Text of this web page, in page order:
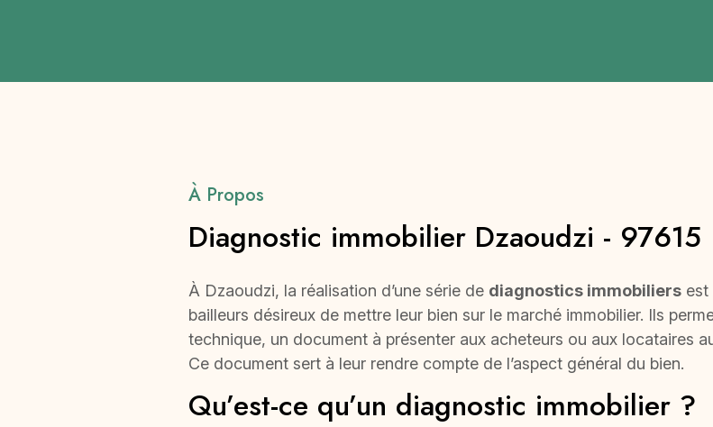
À Propos
Diagnostic immobilier Dzaoudzi - 97615
À Dzaoudzi, la réalisation d’une série de diagnostics immobiliersest
bailleurs désireux de mettre leur bien sur le marché immobilier. Ils
technique, un document à présenter aux acheteurs ou aux locataires
Ce document sert à leur rendre compte de l’aspect général du bien.
Qu’est-ce qu’un diagnostic immobilier ?